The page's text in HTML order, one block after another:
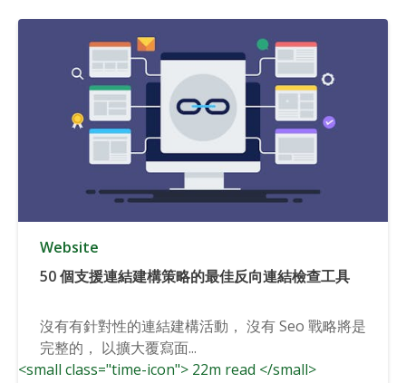
Website
50 個支援連結建構策略的最佳反向連結檢查工具
沒有有針對性的連結建構活動， 沒有 Seo 戰略將是
完整的， 以擴大覆寫面...
<small class="time-icon"> 22m read </small>